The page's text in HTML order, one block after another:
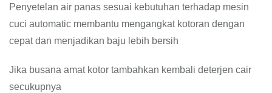
Penyetelan air panas sesuai kebutuhan terhadap mesin
cuci automatic membantu mengangkat kotoran dengan
cepat dan menjadikan baju lebih bersih
Jika busana amat kotor tambahkan kembali deterjen cair
secukupnya